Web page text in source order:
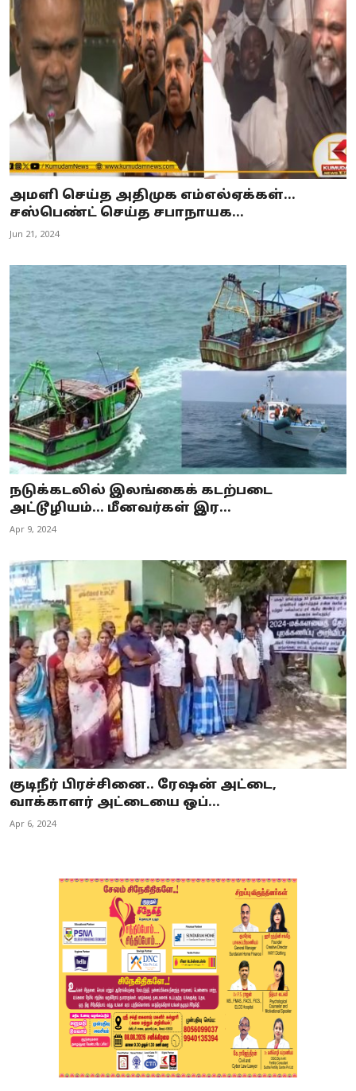
அமளி செய்த அதிமுக எம்எல்ஏக்கள்…
சஸ்பெண்ட் செய்த சபாநாயக...
Jun 21, 2024
நடுக்கடலில் இலங்கைக் கடற்படை
அட்டூழியம்... மீனவர்கள் இர...
Apr 9, 2024
குடிநீர் பிரச்சினை.. ரேஷன் அட்டை,
வாக்காளர் அட்டையை ஒப்...
Apr 6, 2024